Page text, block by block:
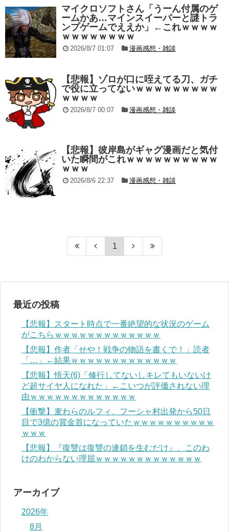
マイクロソフトさん「うーん付属のゲ
ームかあ…マインスイーパーと謎トラ
ンプゲームでええか」←これｗｗｗｗ
ｗｗｗｗｗｗｗｗ
2026/8/7 01:07 漫画感想・雑談
【悲報】ゾロが口に咥えてる刀、ガチ
で役に立ってないｗｗｗｗｗｗｗｗｗ
ｗｗｗｗ
2026/8/7 00:07 漫画感想・雑談
【悲報】彼岸島がギャグ漫画だと気付
いた瞬間がこれｗｗｗｗｗｗｗｗｗｗ
ｗｗｗ
2026/8/6 22:37 漫画感想・雑談
1
最近の投稿
【悲報】スタート時点で一番絶望的な状況のゲーム
がこちらｗｗｗｗｗｗｗｗｗｗｗｗｗ
【悲報】作者「せや！戦争の物語を書くで！」読者
「…」←結果ｗｗｗｗｗｗｗｗｗｗｗｗｗ
【悲報】悟天(6)「修行してないしキレてもいないけ
ど超サイヤ人になれた」←こいつが評価されない理
由ｗｗｗｗｗｗｗｗｗｗｗｗｗ
【衝撃】麦わらのルフィ、フーシャ村出発から50日
目で3億の賞金首になっていたｗｗｗｗｗｗｗｗｗｗ
ｗｗｗ
【悲報】『復讐は復讐の連鎖を生むだけ』、このわ
けのわからない理屈ｗｗｗｗｗｗｗｗｗｗｗｗｗ
アーカイブ
2026年
8月